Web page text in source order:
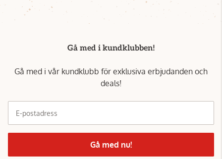
Gå med i kundklubben!
Gå med i vår kundklubb för exklusiva erbjudanden och
deals!
E-postadress
Gå med nu!